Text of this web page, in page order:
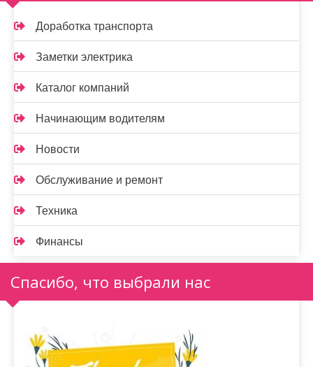
Доработка транспорта
Заметки электрика
Каталог компаний
Начинающим водителям
Новости
Обслуживание и ремонт
Техника
Финансы
Спасибо, что выбрали нас